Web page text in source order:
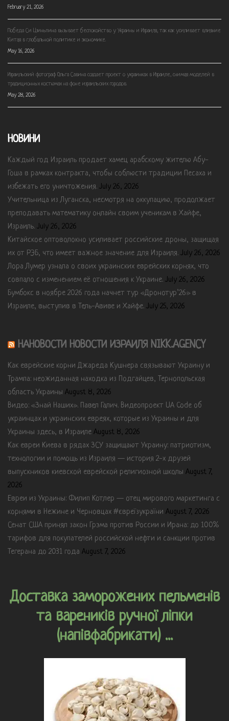
February 21, 2026
Победа Си Цзиньпина вызывает беспокойство у Украины и Израиля, так как усиливает влияние
Китая в глобальной политике и экономике.
May 16, 2026
Израильский фотограф Ольга Савина создает проект о украинках в Израиле, снимая моделей в
традиционных костюмах на фоне израильских городов.
May 28, 2026
НОВИНИ
Каждый год Израиль продает хамец арабскому жителю Абу-
Гоша в рамках контракта, чтобы соблюсти традиции Песаха и
избежать его уничтожения. July 26, 2026
Учительница из Луганска, несмотря на оккупацию, продолжает
преподавать математику онлайн своим ученикам в Хайфе,
Израиль. July 26, 2026
Китайское оптоволокно усиливает российские дроны, защищая
их от РЭБ, что имеет важное значение для Израиля. July 26, 2026
Лора Лумер узнала о своих украинских еврейских корнях, что
совпало с изменением её отношения к Украине. July 26, 2026
Бумбокс в ноябре 2026 года начнет тур «Дронотур’26» в
Израиле, выступив в Тель-Авиве и Хайфе. July 25, 2026
НАНОВОСТИ НОВОСТИ ИЗРАИЛЯ NIKK.AGENCY
Как еврейские корни Джареда Кушнера связывают Украину и
Трампа: неожиданная находка из Подгайцев, Тернопольская
область Украины August 8, 2026
Видео: «Знай Наших». Павел Галич. Видеопроект UA Code об
украинцах и украинских евреях, которые из Украины и для
Украины здесь, в Израиле August 8, 2026
Как евреи Киева в рядах ЗСУ защищают Украину: патриотизм,
технологии и помощь из Израиля — история 2-х друзей
выпускников киевской еврейской религиозной школы August 7,
2026
Евреи из Украины: Филип Котлер — отец мирового маркетинга с
корнями в Нежине и Черновцах #євреїзукраїни August 7, 2026
Сенат США принял закон Грэма против России и Ирана: до 100%
тарифов для покупателей российской нефти и санкции против
Тегерана до 2031 года August 7, 2026
Доставка заморожених пельменів
та вареників ручної ліпки
(напівфабрикати) ...